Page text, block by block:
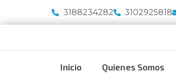
3188234282 3102925818
Inicio Quienes Somos